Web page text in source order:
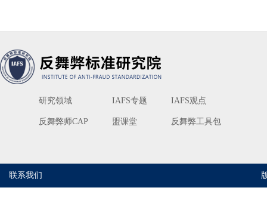
研究领域
反舞弊师CAP
IAFS专题
盟课堂
IAFS观点
反舞弊工具包
联系我们